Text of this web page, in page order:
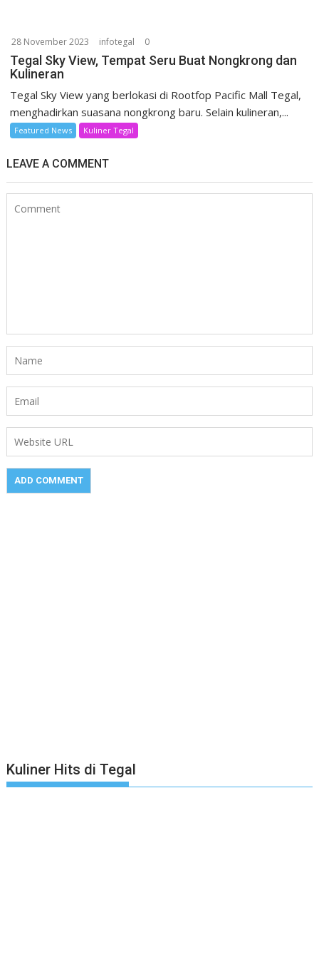
28 November 2023 infotegal 0
Tegal Sky View, Tempat Seru Buat Nongkrong dan
Kulineran
Tegal Sky View yang berlokasi di Rootfop Pacific Mall Tegal,
menghadirkan suasana nongkrong baru. Selain kulineran,...
Featured News Kuliner Tegal
LEAVE A COMMENT
Kuliner Hits di Tegal